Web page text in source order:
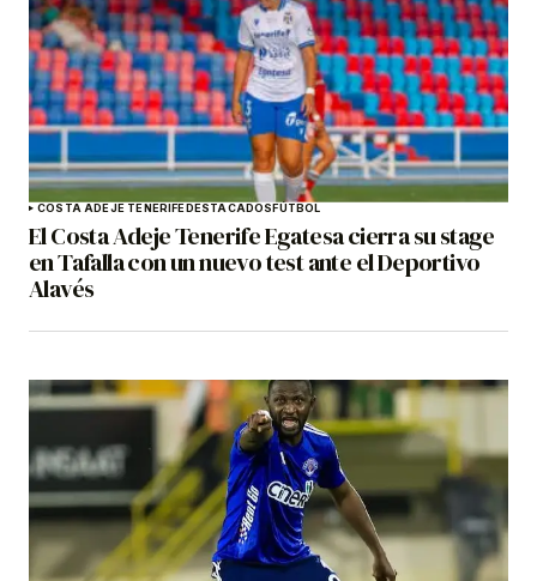
COSTA ADEJE TENERIFEDESTACADOSFÚTBOL
El Costa Adeje Tenerife Egatesa cierra su stage
en Tafalla con un nuevo test ante el Deportivo
Alavés